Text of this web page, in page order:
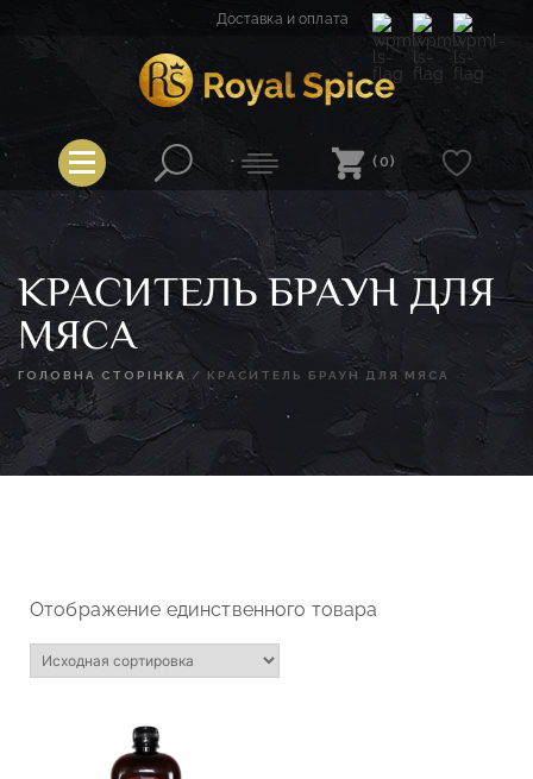
Доставка и оплата
Royal Spice
(0)
КРАСИТЕЛЬ БРАУН ДЛЯ
МЯСА
ГОЛОВНА СТОРІНКА / КРАСИТЕЛЬ БРАУН ДЛЯ МЯСА
Отображение единственного товара